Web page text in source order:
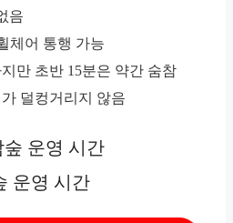
음
체어 통행 가능
만 초반 15분은 약간 숨참
덜컹거리지 않음
운영 시간